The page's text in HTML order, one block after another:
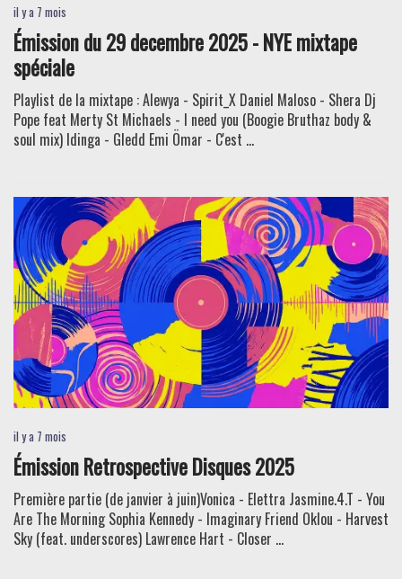
il y a 7 mois
Émission du 29 decembre 2025 - NYE mixtape
spéciale
Playlist de la mixtape : Alewya - Spirit_X Daniel Maloso - Shera Dj
Pope feat Merty St Michaels - I need you (Boogie Bruthaz body &
soul mix) Idinga - Gledd Emi Ömar - C'est ...
il y a 7 mois
Émission Retrospective Disques 2025
Première partie (de janvier à juin)Vonica - Elettra Jasmine.4.T - You
Are The Morning Sophia Kennedy - Imaginary Friend Oklou - Harvest
Sky (feat. underscores) Lawrence Hart - Closer ...